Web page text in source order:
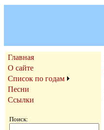
Главная
О сайте
Список по годам
Песни
Ссылки
Поиск: